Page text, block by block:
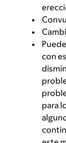
con
para